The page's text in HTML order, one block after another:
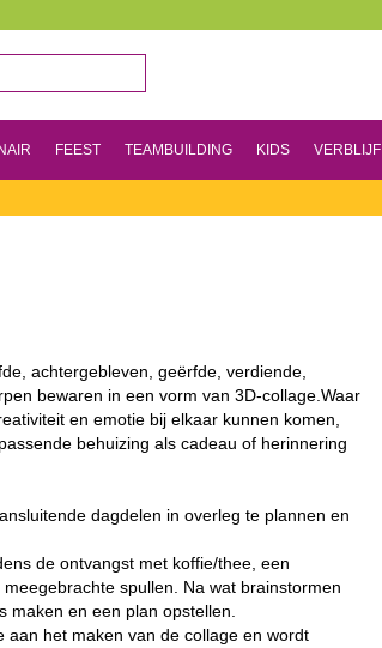
FEEST TEAMBUILDING KIDS VERBLIJF
achtergebleven, geërfde, verdiende,
bewaren in een vorm van 3D-collage.Waar
en emotie bij elkaar kunnen komen,
behuizing als cadeau of herinnering
dagdelen in overleg te plannen en
de ontvangst met koffie/thee, een
spullen. Na wat brainstormen
maken en een plan opstellen.
aan het maken van de collage en wordt